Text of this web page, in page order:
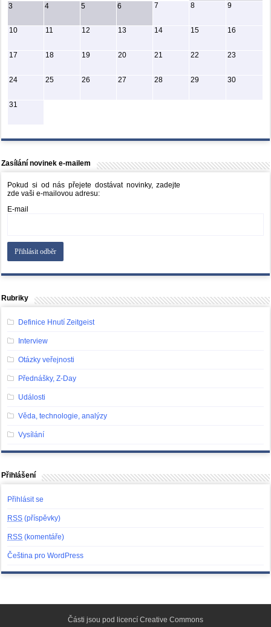
3 4 5 6 7 8 9
10 11 12 13 14 15 16
17 18 19 20 21 22 23
24 25 26 27 28 29 30
31
Zasílání novinek e-mailem
Pokud si od nás přejete dostávat novinky, zadejte
zde vaši e-mailovou adresu:
E-mail
Rubriky
Definice Hnutí Zeitgeist
Interview
Otázky veřejnosti
Přednášky, Z-Day
Události
Věda, technologie, analýzy
Vysílání
Přihlášení
Přihlásit se
RSS (příspěvky)
RSS (komentáře)
Čeština pro WordPress
Části jsou pod licencí Creative Commons